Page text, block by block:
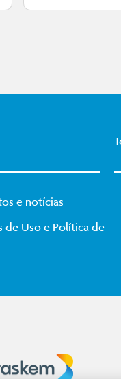
e notícias
de Usoe Política de